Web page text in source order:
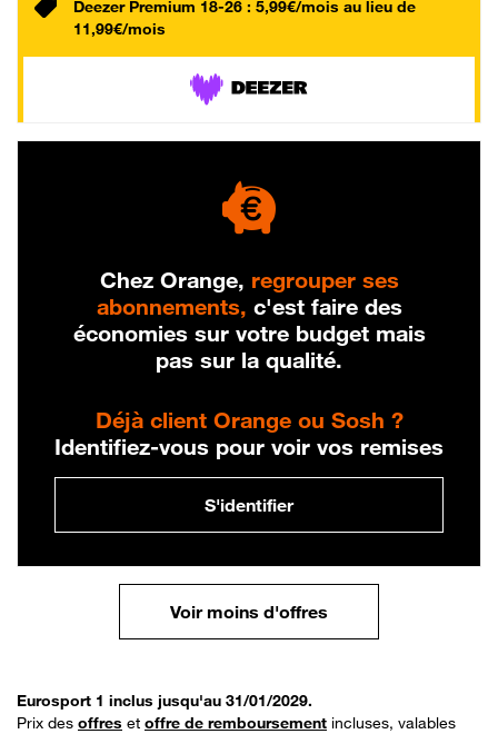
Deezer Premium 18-26 : 5,99€/mois au lieu de
11,99€/mois
Chez Orange, regrouper ses
abonnements, c'est faire des
économies sur votre budget mais
pas sur la qualité.
Déjà client Orange ou Sosh ?
Identifiez-vous pour voir vos remises
S'identifier
Voir moins d'offres
Eurosport 1 inclus jusqu'au 31/01/2029.
Prix des offres et offre de remboursement incluses, valables